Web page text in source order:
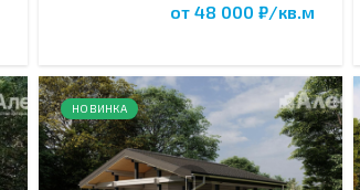
от 48 000 ₽/кв.м
НОВИНКА